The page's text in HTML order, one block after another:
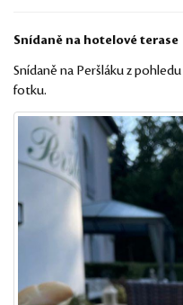
Snídaně na hotelové terase
Snídaně na Peršláku z
fotku.